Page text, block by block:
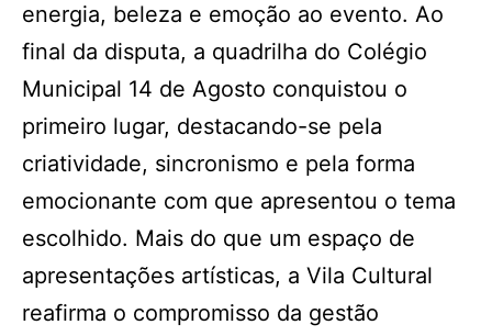
energia, beleza e emoção ao evento. Ao
final da disputa, a quadrilha do Colégio
Municipal 14 de Agosto conquistou o
primeiro lugar, destacando-se pela
criatividade, sincronismo e pela forma
emocionante com que apresentou o tema
escolhido. Mais do que um espaço de
apresentações artísticas, a Vila Cultural
reafirma o compromisso da gestão